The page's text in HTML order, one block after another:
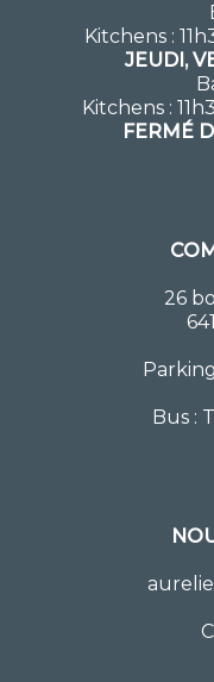
Kitchens :
JEUDI,
Kitchens :
FERMÉ
26
Bus :